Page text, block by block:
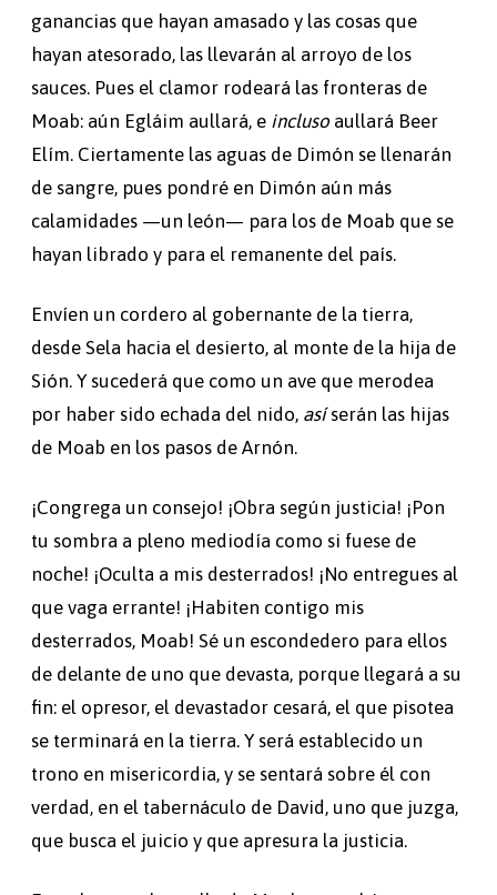
ganancias que hayan amasado y las cosas que
hayan atesorado, las llevarán al arroyo de los
sauces. Pues el clamor rodeará las fronteras de
Moab: aún Egláim aullará, e incluso aullará Beer
Elím. Ciertamente las aguas de Dimón se llenarán
de sangre, pues pondré en Dimón aún más
calamidades —un león— para los de Moab que se
hayan librado y para el remanente del país.
Envíen un cordero al gobernante de la tierra,
desde Sela hacia el desierto, al monte de la hija de
Sión. Y sucederá que como un ave que merodea
por haber sido echada del nido, asíserán las hijas
de Moab en los pasos de Arnón.
¡Congrega un consejo! ¡Obra según justicia! ¡Pon
tu sombra a pleno mediodía como si fuese de
noche! ¡Oculta a mis desterrados! ¡No entregues al
que vaga errante! ¡Habiten contigo mis
desterrados, Moab! Sé un escondedero para ellos
de delante de uno que devasta, porque llegará a su
fin: el opresor, el devastador cesará, el que pisotea
se terminará en la tierra. Y será establecido un
trono en misericordia, y se sentará sobre él con
verdad, en el tabernáculo de David, uno que juzga,
que busca el juicio y que apresura la justicia.